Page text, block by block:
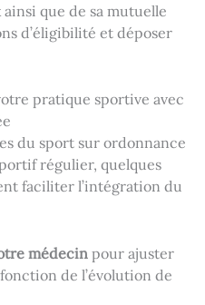
que de sa mutuelle
d’éligibilité et déposer
pratique sportive avec
du sport sur ordonnance
régulier, quelques
faciliter l’intégration du
médecin pour ajuster
de l’évolution de